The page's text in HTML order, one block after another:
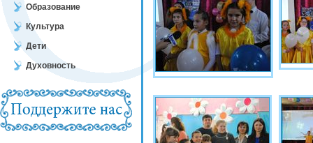
Образование
Культура
Дети
Духовность